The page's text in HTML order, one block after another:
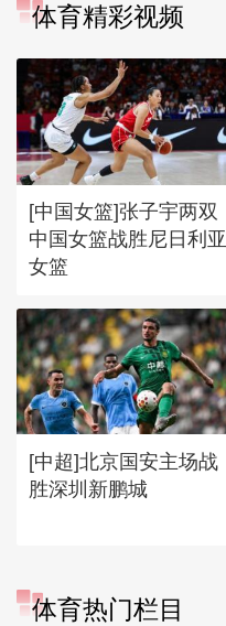
体育精彩视频
[中国女篮]张子宇两双
中国女篮战胜尼日利亚
女篮
[中超]北京国安主场战
胜深圳新鹏城
体育热门栏目